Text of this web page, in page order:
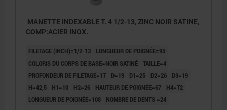
MANETTE INDEXABLE T. 4 1/2-13, ZINC NOIR SATINE,
COMP:ACIER INOX.
FILETAGE (INCH)=1/2-13
LONGUEUR DE POIGNÉE=95
COLORIS DU CORPS DE BASE=NOIR SATINÉ TAILLE=4
PROFONDEUR DE FILETAGE=17
D=19 D1=25 D2=26
D3=19
H=42,5
H1=10 H2=26 HAUTEUR DE POIGNÉE=67
H4=72
LONGUEUR DE POIGNÉE=108
NOMBRE DE DENTS =24